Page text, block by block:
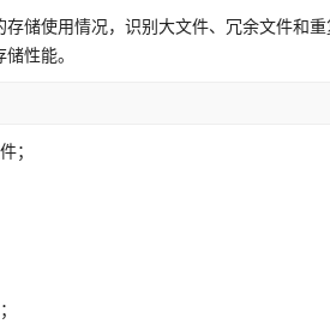
储使用情况，识别大文件、冗余文件和
性能。
；